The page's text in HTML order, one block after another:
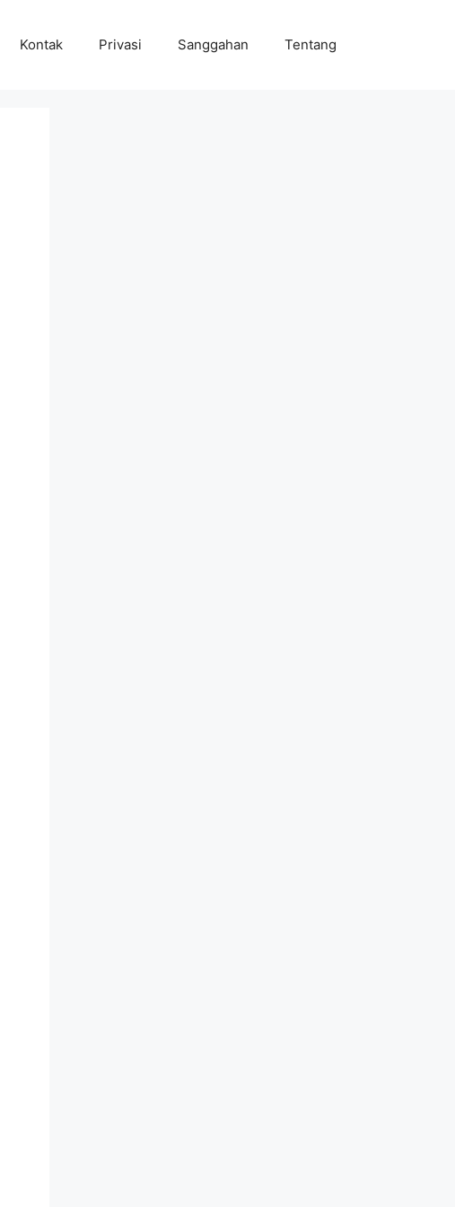
Kontak Privasi Sanggahan Tentang